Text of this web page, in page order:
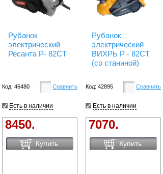
Рубанок
электрический
Ресанта Р- 82СТ
Код: 46480 Сравнить
Есть в наличии
8450.
Купить
Рубанок
электрический
ВИХРЬ Р - 82СТ
(со станиной)
Код: 42895 Сравнить
Есть в наличии
7070.
Купить